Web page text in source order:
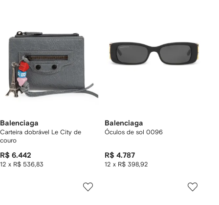
Balenciaga
Carteira dobrável Le City de
couro
R$ 6.442
12 x R$ 536,83
Balenciaga
Óculos de sol 0096
R$ 4.787
12 x R$ 398,92